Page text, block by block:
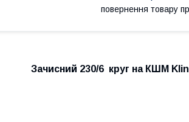
повернення товару
Зачисний 230/6 круг на КШМ